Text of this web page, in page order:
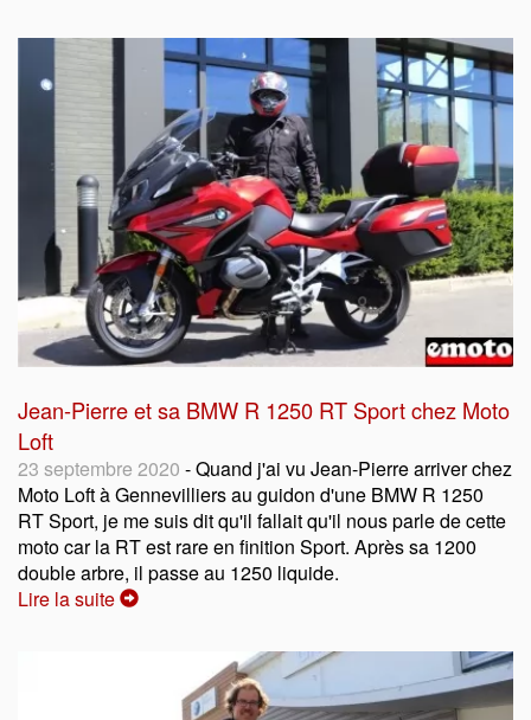
Jean-Pierre et sa BMW R 1250 RT Sport chez Moto
Loft
23 septembre 2020 - Quand j'ai vu Jean-Pierre arriver chez
Moto Loft à Gennevilliers au guidon d'une BMW R 1250
RT Sport, je me suis dit qu'il fallait qu'il nous parle de cette
moto car la RT est rare en finition Sport. Après sa 1200
double arbre, il passe au 1250 liquide.
Lire la suite